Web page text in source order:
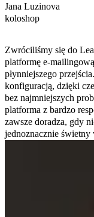
Jana Luzinova
koloshop
Zwróciliśmy się do
platformę e-
płynniejszego
konfiguracją, dzięki
bez najmniejszych
platforma z bardzo
zawsze doradza, gdy
jednoznacznie świetny